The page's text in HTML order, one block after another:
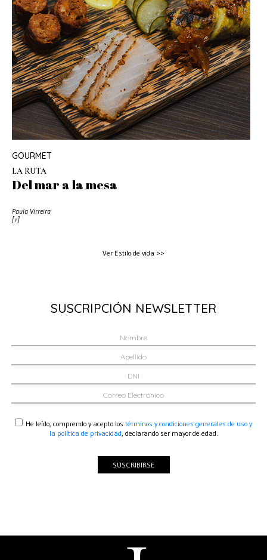
GOURMET
LA RUTA
Del mar a la mesa
Paula Virreira
[+]
Ver Estilo de vida >>
SUSCRIPCIÓN NEWSLETTER
He leído, comprendo y acepto los términos y condiciones generales de uso y
la política de privacidad, declarando ser mayor de edad.
SUSCRIBIRSE